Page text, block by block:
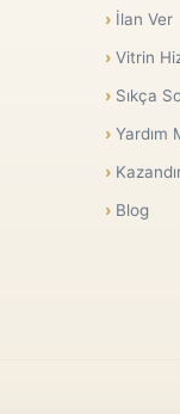
İlan Ver
Vitrin
Sıkça
Yardım
Blog